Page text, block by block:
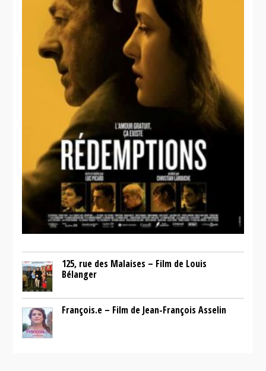
125, rue des Malaises – Film de Louis
Bélanger
François.e – Film de Jean-François Asselin